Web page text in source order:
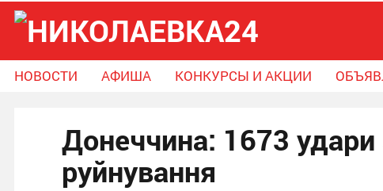
НОВОСТИ АФИША КОНКУРСЫ И АКЦИИ
Объявления
Справочник громады
Поможем вместе
Донеччина: 1673 удари
руйнування